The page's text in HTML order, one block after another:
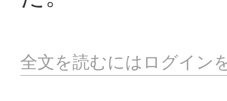
全文を読むにはログイン